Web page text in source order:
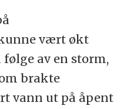
vært økt
av en storm,
brakte
vann ut på åpent